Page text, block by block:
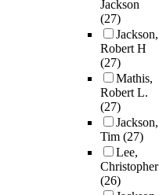
Jackson
(27)
Jackson,
Robert H
(27)
Mathis,
Robert L.
(27)
Jackson,
Tim (27)
Lee,
Christopher
(26)